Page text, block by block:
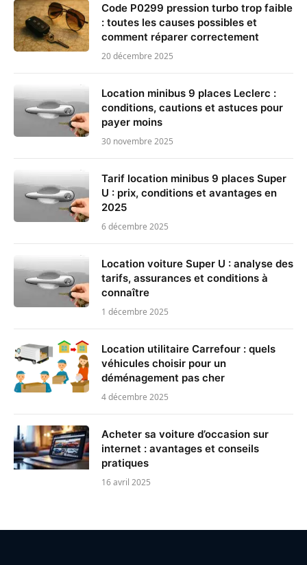
Code P0299 pression turbo trop faible
: toutes les causes possibles et
comment réparer correctement
20 décembre 2025
Location minibus 9 places Leclerc :
conditions, cautions et astuces pour
payer moins
30 novembre 2025
Tarif location minibus 9 places Super
U : prix, conditions et avantages en
2025
6 décembre 2025
Location voiture Super U : analyse des
tarifs, assurances et conditions à
connaître
1 décembre 2025
Location utilitaire Carrefour : quels
véhicules choisir pour un
déménagement pas cher
4 décembre 2025
Acheter sa voiture d’occasion sur
internet : avantages et conseils
pratiques
16 avril 2025